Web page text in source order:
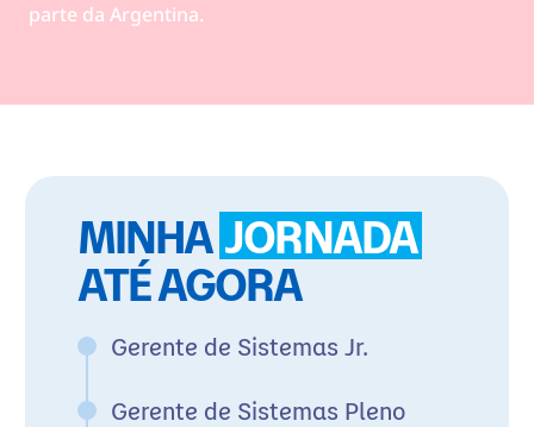
parte da Argentina.
MINHA JORNADA
ATÉ AGORA
Gerente de Sistemas Jr.
Gerente de Sistemas Pleno